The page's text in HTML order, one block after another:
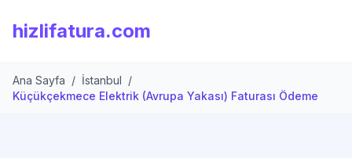
hizlifatura.com
Ana Sayfa / İstanbul /
Küçükçekmece Elektrik (Avrupa Yakası) Faturası Ödeme